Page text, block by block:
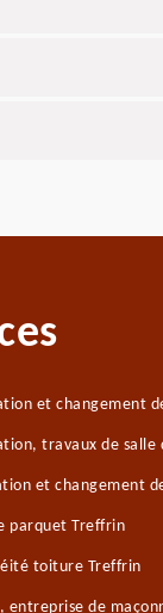
et changement
travaux de salle
et changement
parquet Treffrin
toiture Treffrin
entreprise de